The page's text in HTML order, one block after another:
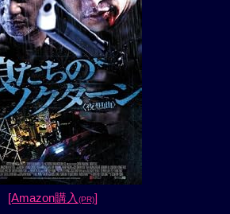
[Amazon購入 (PR)]